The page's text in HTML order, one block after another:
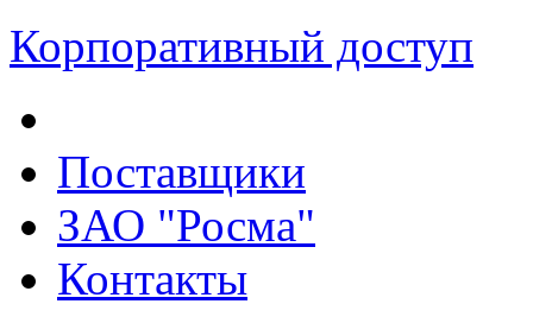
Корпоративный доступ
Поставщики
ЗАО "Росма"
Контакты